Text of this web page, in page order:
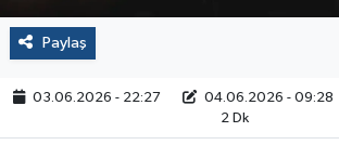
Paylaş
03.06.2026 - 22:27 04.06.2026 - 09:28
2 Dk
Çalışma Hayatı